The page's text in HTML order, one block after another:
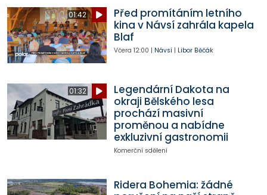
01:42
Před promítáním letního
kina v Návsí zahrála kapela
Blaf
Včera 12:00 | Návsí| Libor Běčák
01:32
Legendární Dakota na
okraji Bělského lesa
prochází masivní
proměnou a nabídne
exkluzivní gastronomii
Komerční sdělení
Ridera Bohemia: žádné